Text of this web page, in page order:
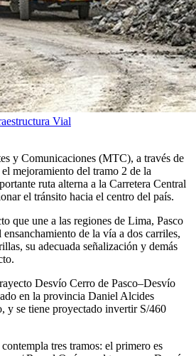
Vial
y Comunicaciones (MTC), a través de
mejoramiento del tramo 2 de la
ruta alterna a la Carretera Central
el tránsito hacia el centro del país.
que une a las regiones de Lima, Pasco
de la vía a dos carriles,
su adecuada señalización y demás
Desvío Cerro de Pasco–Desvío
en la provincia Daniel Alcides
y se tiene proyectado invertir S/460
tres tramos: el primero es